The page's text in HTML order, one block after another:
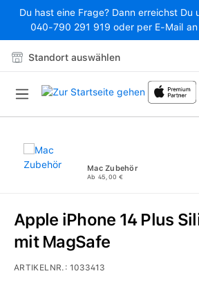
Zum Hauptinhalt springen
Du hast eine Frage? Dann erreichst Du
040-790 291 919 oder per E-Mail
Standort auswählen
Mac Zubehör
Ab 45,00 €
Apple iPhone 14 Plus
mit MagSafe
ARTIKELNR.:1033413